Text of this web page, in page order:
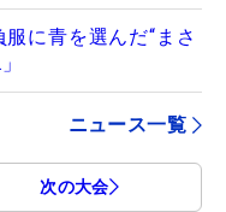
に青を選んだ“まさ
ニュース一覧
次の大会